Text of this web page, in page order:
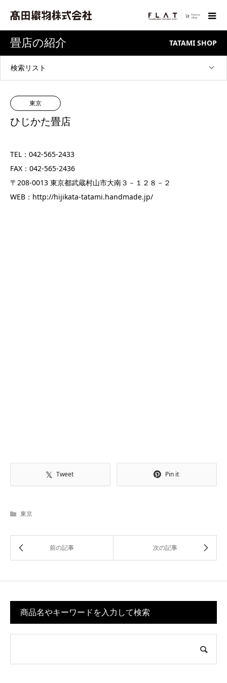
畳店の紹介 TATAMI SHOP
検索リスト
東京
ひじかた畳店
TEL：042-565-2433
FAX：042-565-2436
〒208-0013 東京都武蔵村山市大南３－１２８－２
WEB： http://hijikata-tatami.handmade.jp/
Tweet Pin it
東京
商品名やキーワードを入力して検索